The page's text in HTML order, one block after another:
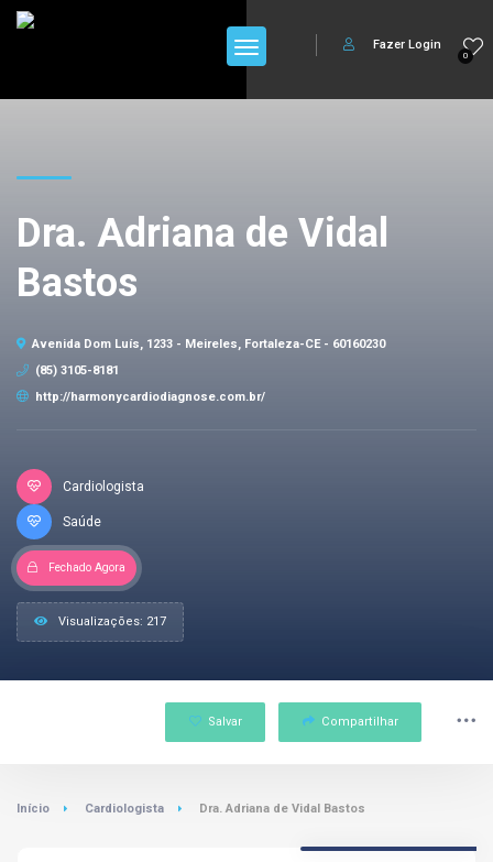
0
Fazer Login
Dra. Adriana de Vidal
Bastos
Avenida Dom Luís, 1233 - Meireles, Fortaleza-CE - 60160230
(85) 3105-8181
http://harmonycardiodiagnose.com.br/
Cardiologista
Saúde
Fechado Agora
Visualizações: 217
Salvar Compartilhar
Início Cardiologista Dra. Adriana de Vidal Bastos